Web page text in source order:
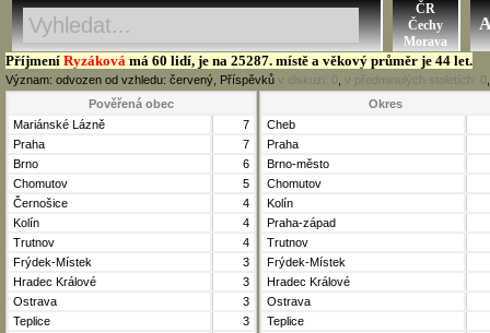
Příjmení Ryzáková má 60 lidí, je na 25287. místě a věkový průměr je 44 let.
Význam: odvozen od vzhledu: červený, Příspěvků v diskuzi: 0 v předminulých stoletích: 0
Jméno, Příjmení, Obec
Okres, Kraj, Ročník
ČR
Čechy
Morava
Pověřená obec
Mariánské Lázně
7
Praha
7
Brno
6
Chomutov
5
Černošice
4
Kolín
4
Trutnov
4
Frýdek-Místek
3
Hradec Králové
3
Ostrava
3
Teplice
3
Okres
Cheb
Praha
Brno-město
Chomutov
Kolín
Praha-západ
Trutnov
Frýdek-Místek
Hradec Králové
Ostrava
Teplice